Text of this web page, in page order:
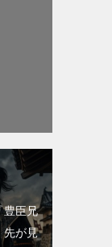
豊臣兄
先が見